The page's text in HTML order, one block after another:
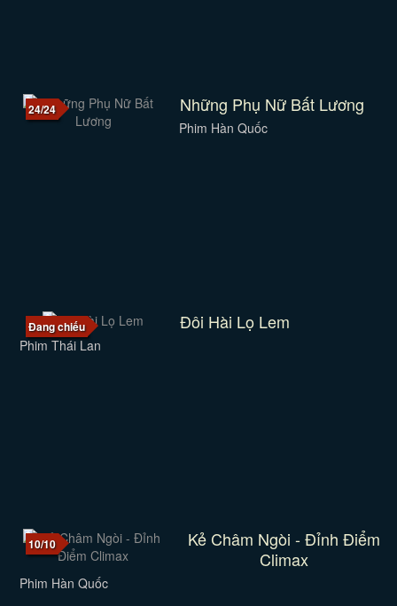
24/24 Những Phụ Nữ Bất Lương
Phim Hàn Quốc
Đang chiếu Đôi Hài Lọ Lem
Phim Thái Lan
10/10
Kẻ Châm Ngòi - Đỉnh Điểm
Climax
Phim Hàn Quốc